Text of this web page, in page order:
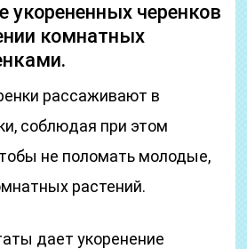
укорененных черенков
комнатных
рассаживают в
соблюдая при этом
не поломать молодые,
растений.
дает укоренение